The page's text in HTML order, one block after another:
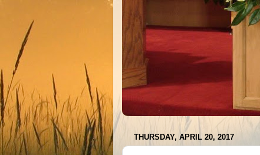
THURSDAY, APRIL 20, 2017